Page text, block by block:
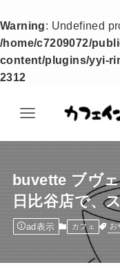
Warning: Undefined
/home/c7209072/
content/plugins/yyi-
2312
buvette ブヴ
日比谷店で、
ad表示 カフェ お